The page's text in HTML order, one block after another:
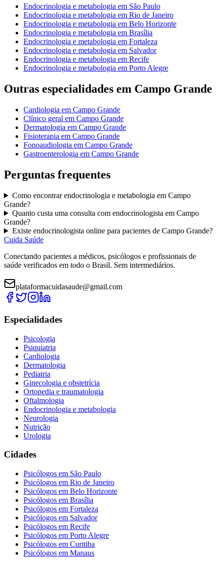
Endocrinologia e metabologia em São Paulo
Endocrinologia e metabologia em Rio de Janeiro
Endocrinologia e metabologia em Belo Horizonte
Endocrinologia e metabologia em Brasília
Endocrinologia e metabologia em Fortaleza
Endocrinologia e metabologia em Salvador
Endocrinologia e metabologia em Recife
Endocrinologia e metabologia em Porto Alegre
Outras especialidades em Campo Grande
Cardiologia em Campo Grande
Clínico geral em Campo Grande
Dermatologia em Campo Grande
Fisioterapia em Campo Grande
Fonoaudiologia em Campo Grande
Gastroenterologia em Campo Grande
Perguntas frequentes
Como encontrarendocrinologia e metabologia em Campo
Grande?
Quanto custa uma consulta com endocrinologista em Campo
Grande?
Existe endocrinologista online para pacientes de Campo Grande?
Cuida Saúde
Conectando pacientes a médicos, psicólogos e profissionais de
saúde verificados em todo o Brasil. Sem intermediários.
plataformacuidasaude@gmail.com
Especialidades
Psicologia
Psiquiatria
Cardiologia
Dermatologia
Pediatria
Ginecologia e obstetrícia
Ortopedia e traumatologia
Oftalmologia
Endocrinologia e metabologia
Neurologia
Nutrição
Urologia
Cidades
Psicólogos em São Paulo
Psicólogos em Rio de Janeiro
Psicólogos em Belo Horizonte
Psicólogos em Brasília
Psicólogos em Fortaleza
Psicólogos em Salvador
Psicólogos em Recife
Psicólogos em Porto Alegre
Psicólogos em Curitiba
Psicólogos em Manaus